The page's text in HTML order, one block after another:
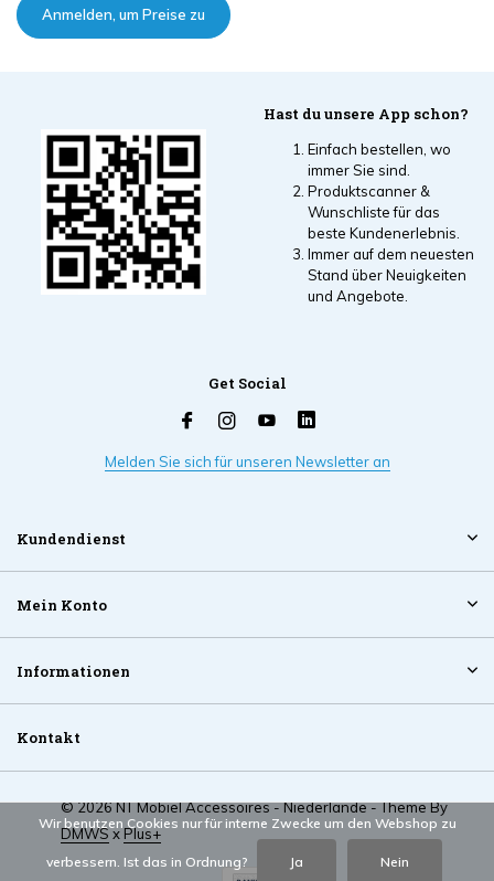
Anmelden, um Preise zu
Hast du unsere App schon?
Einfach bestellen, wo
immer Sie sind.
Produktscanner &
Wunschliste für das
beste Kundenerlebnis.
Immer auf dem neuesten
Stand über Neuigkeiten
und Angebote.
Get Social
Melden Sie sich für unseren Newsletter an
Kundendienst
Mein Konto
Informationen
Kontakt
© 2026 NT Mobiel Accessoires - Niederlande - Theme By
DMWSxPlus+
Wir benutzen Cookies nur für interne Zwecke um den Webshop zu
verbessern. Ist das in Ordnung? Ja Nein